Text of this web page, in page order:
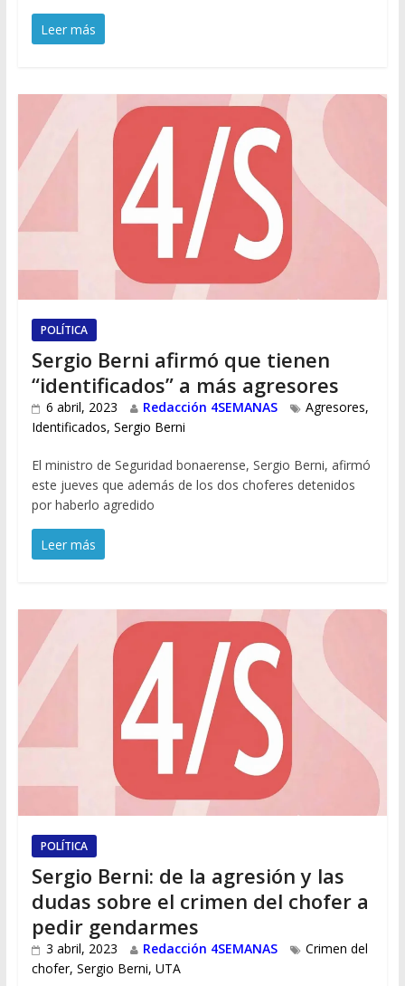
Leer más
POLÍTICA
Sergio Berni afirmó que tienen
“identificados” a más agresores
6 abril, 2023 Redacción 4SEMANAS Agresores,
Identificados, Sergio Berni
El ministro de Seguridad bonaerense, Sergio Berni, afirmó
este jueves que además de los dos choferes detenidos
por haberlo agredido
Leer más
POLÍTICA
Sergio Berni: de la agresión y las
dudas sobre el crimen del chofer a
pedir gendarmes
3 abril, 2023 Redacción 4SEMANAS
Crimen del
chofer, Sergio Berni, UTA